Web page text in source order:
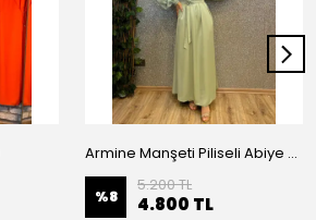
Armine Manşeti Piliseli Abiye Elbise 23Y9617
%8
5.200 TL
4.800 TL